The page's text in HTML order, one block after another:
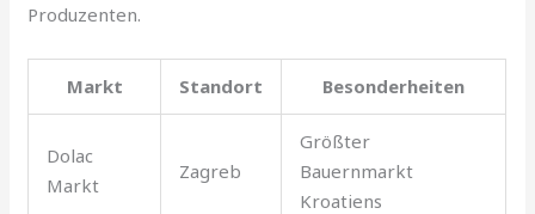
Produzenten.
Markt Standort Besonderheiten
Dolac
Markt
Zagreb
Größter
Bauernmarkt
Kroatiens